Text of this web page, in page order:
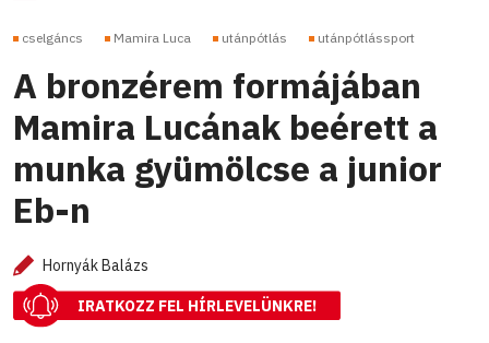
cselgáncs Mamira Luca utánpótlás utánpótlássport
A bronzérem formájában
Mamira Lucának beérett a
munka gyümölcse a junior
Eb-n
Hornyák Balázs
IRATKOZZ FEL HÍRLEVELÜNKRE!